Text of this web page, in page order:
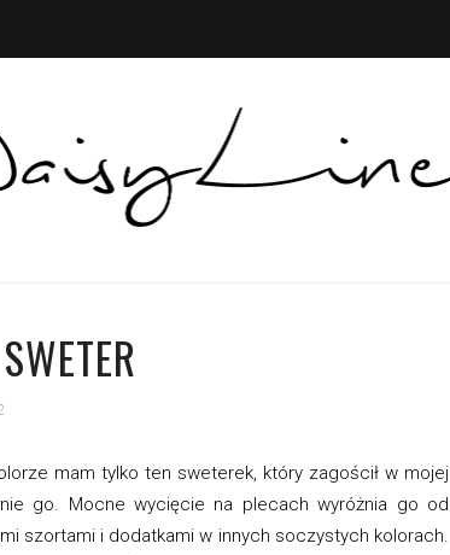
mam tylko ten sweterek, który zagościł w mojej
go. Mocne wycięcie na plecach wyróżnia go od
szortami i dodatkami w innych soczystych kolorach.